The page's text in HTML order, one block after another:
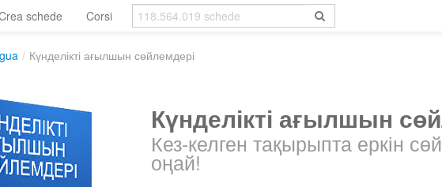
schede Corsi
/ Күнделікті ағылшын сөйлемдері
Күнделікті ағылшын
Кез-келген тақырыпта еркін
оңай!